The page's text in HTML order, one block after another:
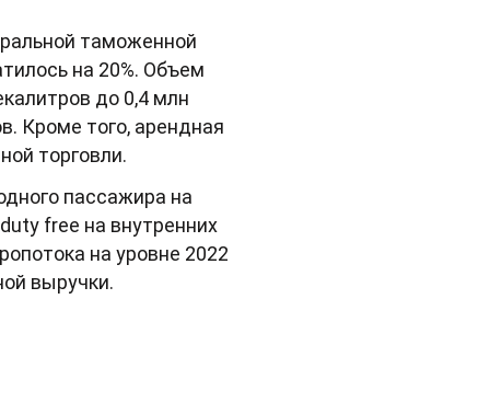
таможенной
на 20%. Объем
до 0,4 млн
Кроме того, арендная
торговли.
пассажира на
free на внутренних
на уровне 2022
выручки.